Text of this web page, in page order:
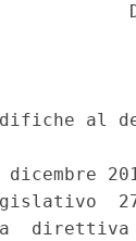
al
dicembre
direttiva